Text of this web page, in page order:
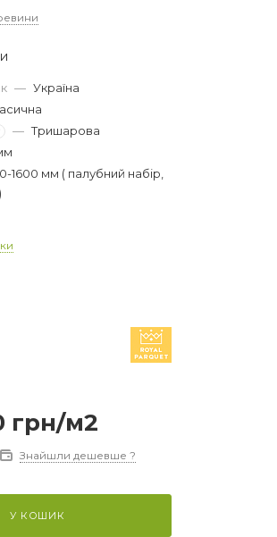
— Україна
— Тришарова
1600 мм ( палубний набір,
грн/м2
Знайшли дешевше ?
У КОШИК